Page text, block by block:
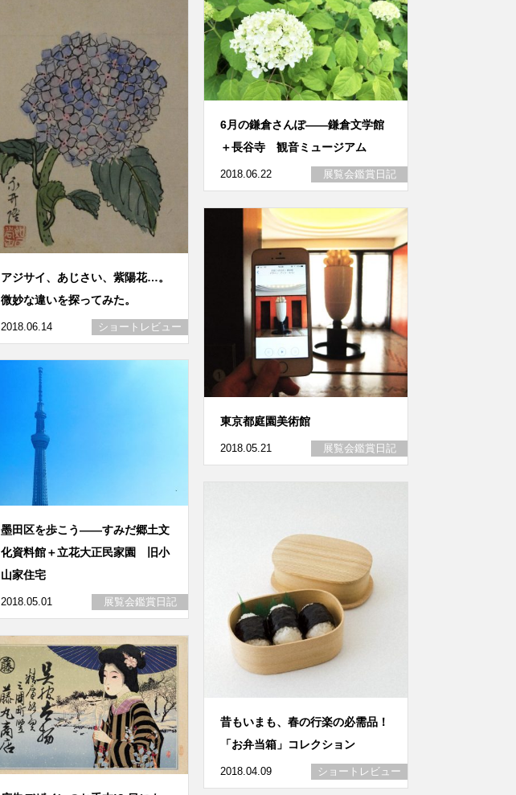
6月の鎌倉さんぽ――鎌倉文学館
＋長谷寺 観音ミュージアム
2018.06.22 展覧会鑑賞日記
アジサイ、あじさい、紫陽花…。
微妙な違いを探ってみた。
2018.06.14 ショートレビュー
東京都庭園美術館
2018.05.21 展覧会鑑賞日記
墨田区を歩こう――すみだ郷土文
化資料館＋立花大正民家園 旧小
山家住宅
2018.05.01 展覧会鑑賞日記
昔もいまも、春の行楽の必需品！
「お弁当箱」コレクション
2018.04.09 ショートレビュー